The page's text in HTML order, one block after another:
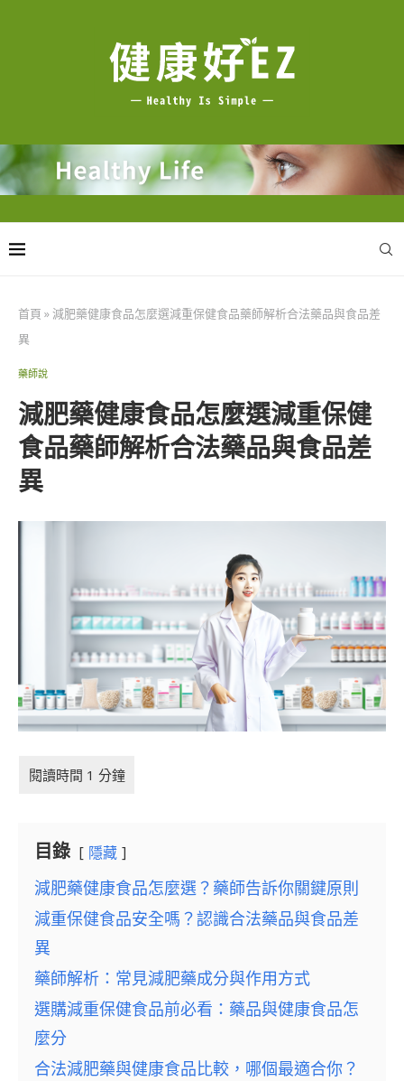
首頁 »減肥藥健康食品怎麼選減重保健食品藥師解析合法藥品與食品差
異
藥師說
減肥藥健康食品怎麼選減重保健
食品藥師解析合法藥品與食品差
異
目錄 隱藏
減肥藥健康食品怎麼選？藥師告訴你關鍵原則
減重保健食品安全嗎？認識合法藥品與食品差
異
藥師解析：常見減肥藥成分與作用方式
選購減重保健食品前必看：藥品與健康食品怎
麼分
合法減肥藥與健康食品比較，哪個最適合你？